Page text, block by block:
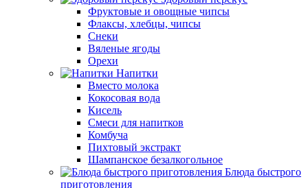
Фруктовые и овощные чипсы
Флаксы, хлебцы, чипсы
Снеки
Вяленые ягоды
Орехи
Напитки
Вместо молока
Кокосовая вода
Кисель
Смеси для напитков
Комбуча
Пихтовый экстракт
Шампанское безалкогольное
Блюда быстрого
приготовления